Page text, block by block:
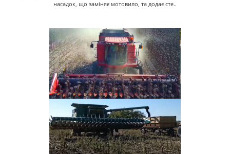
насадок, що заміняє мотовило, та додає сте..